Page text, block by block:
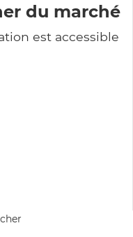
du marché
est accessible